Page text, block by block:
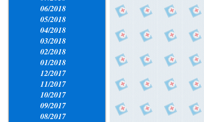
06/2018
05/2018
04/2018
03/2018
02/2018
01/2018
12/2017
11/2017
10/2017
09/2017
08/2017